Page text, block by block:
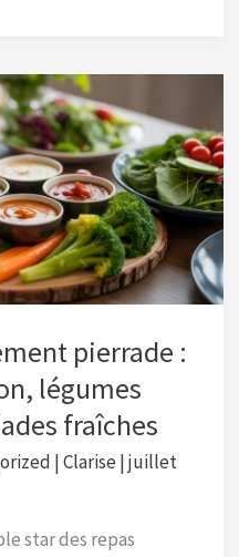
pierrade :
légumes
fraîches
|Clarise |juillet
star des repas